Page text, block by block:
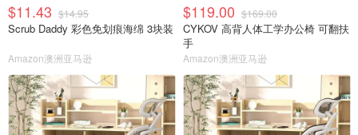
$11.43 $14.95
Scrub Daddy 彩色免划痕海绵 3块装
Amazon澳洲亚马逊
$119.00 $169.00
CYKOV 高背人体工学办公椅 可翻扶
手
Amazon澳洲亚马逊